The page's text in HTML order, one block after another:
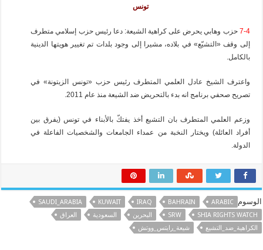
تونس
7-4 حزب وهابي يحرض على كراهية الشيعة: دعا رئيس حزب إسلامي متطرف
إلى وقف «التشيّع» في بلاده، مشيرا إلى وجود بلدات تم تغيير هويتها الدينية
بالكامل.
واعترف الشيخ عادل العلمي المتطرف رئيس حزب «تونس الزيتونة» في
تصريح صحفي برنامج انه بدء بالتحريض ضد الشيعة منذ عام 2011.
وزعم العلمي المتطرف بان التشيع أخذ يفتكّ بالأبناء في تونس (يفرق بين
أفراد العائلة) ويختار النخبة من عمداء الجامعات والشخصيات الفاعلة في
الدولة.
الوسوم ARABIC
BAHRAIN
IRAQ
KUWAIT
SAUDI_ARABIA
SHIA RIGHTS WATCH
SRW البحرين السعودية
العراق
الكراهية_ضد_التشيع
شيعة_رايتس_ووتش